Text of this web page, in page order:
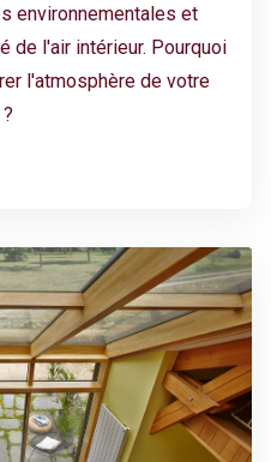
environnementales et
de l'air intérieur. Pourquoi
l'atmosphère de votre